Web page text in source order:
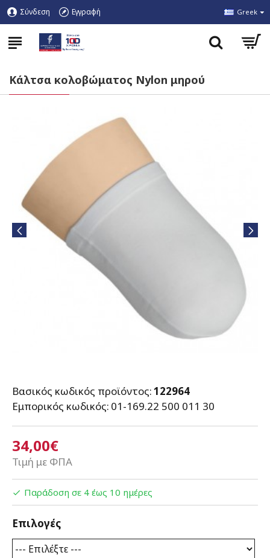
Σύνδεση Εγγραφή Greek
Κάλτσα κολοβώματος Nylon μηρού
34,00€
Τιμή με ΦΠΑ
Βασικός κωδικός προϊόντος:122964
Εμπορικός κωδικός: 01-169.22 500 011 30
Παράδοση σε 4 έως 10 ημέρες
Επιλογές